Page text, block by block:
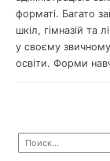
форматі. Багато
шкіл, гімназій та
у своєму
освіти. Форми
Найти: